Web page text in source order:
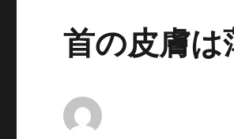
首の皮膚